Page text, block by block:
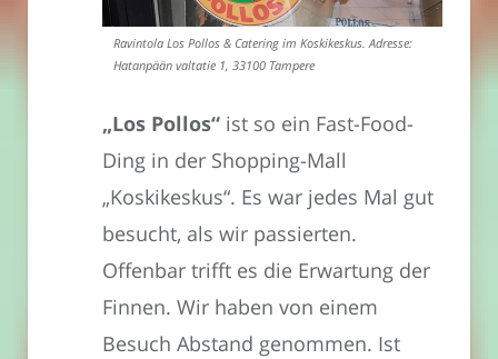
Ravintola Los Pollos & Catering im Koskikeskus. Adresse:
Hatanpään valtatie 1, 33100 Tampere
„Los Pollos“ ist so ein Fast-Food-
Ding in der Shopping-Mall
„Koskikeskus“. Es war jedes Mal gut
besucht, als wir passierten.
Offenbar trifft es die Erwartung der
Finnen. Wir haben von einem
Besuch Abstand genommen. Ist